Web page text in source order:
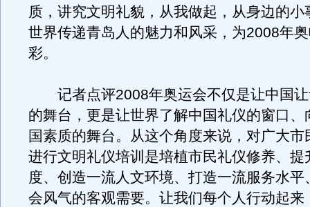
质，讲究文明礼貌，从我做起，从身边的小
世界传递青岛人的魅力和风采，为2008年
彩。
记者点评2008年奥运会不仅是让中国让
的舞台，更是让世界了解中国礼仪的窗口、
国素质的舞台。从这个角度来说，对广大市
进行文明礼仪培训是培植市民礼仪修养、提
度、创造一流人文环境、打造一流服务水平
会风气的客观需要。让我们每个人行动起来